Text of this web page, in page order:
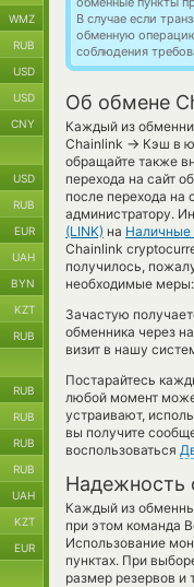
В случае если
обменную
соблюдения
Об обмене
Каждый из
Chainlink → Кэш в
обращайте также
перехода на сайт
после перехода на
администратору.
(LINK) на Наличные
Chainlink
получилось,
необходимые
Зачастую
обменника через
визит в нашу
Постарайтесь
любой момент
устраивают,
вы получите
воспользоваться
Надежность
Каждый из
при этом команда
Использование
пунктах. При
размер резервов и
WMZ
RUB
USD
USD
CNY
USD
RUB
EUR
UAH
BYN
KZT
RUB
RUB
RUB
RUB
RUB
UAH
KZT
EUR